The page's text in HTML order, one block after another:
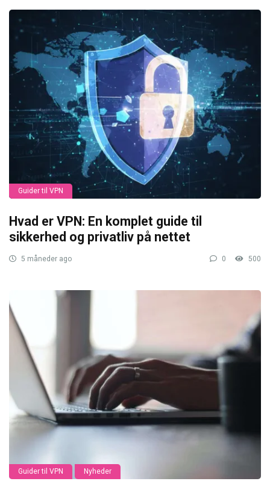
Guider til VPN
Hvad er VPN: En komplet guide til
sikkerhed og privatliv på nettet
5 måneder ago 0 500
Guider til VPN Nyheder